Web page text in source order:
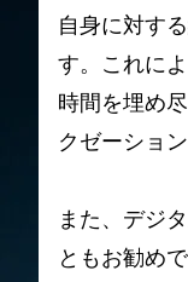
自身に対す
す。これに
時間を埋め
クゼーショ
また、デジ
ともお勧め